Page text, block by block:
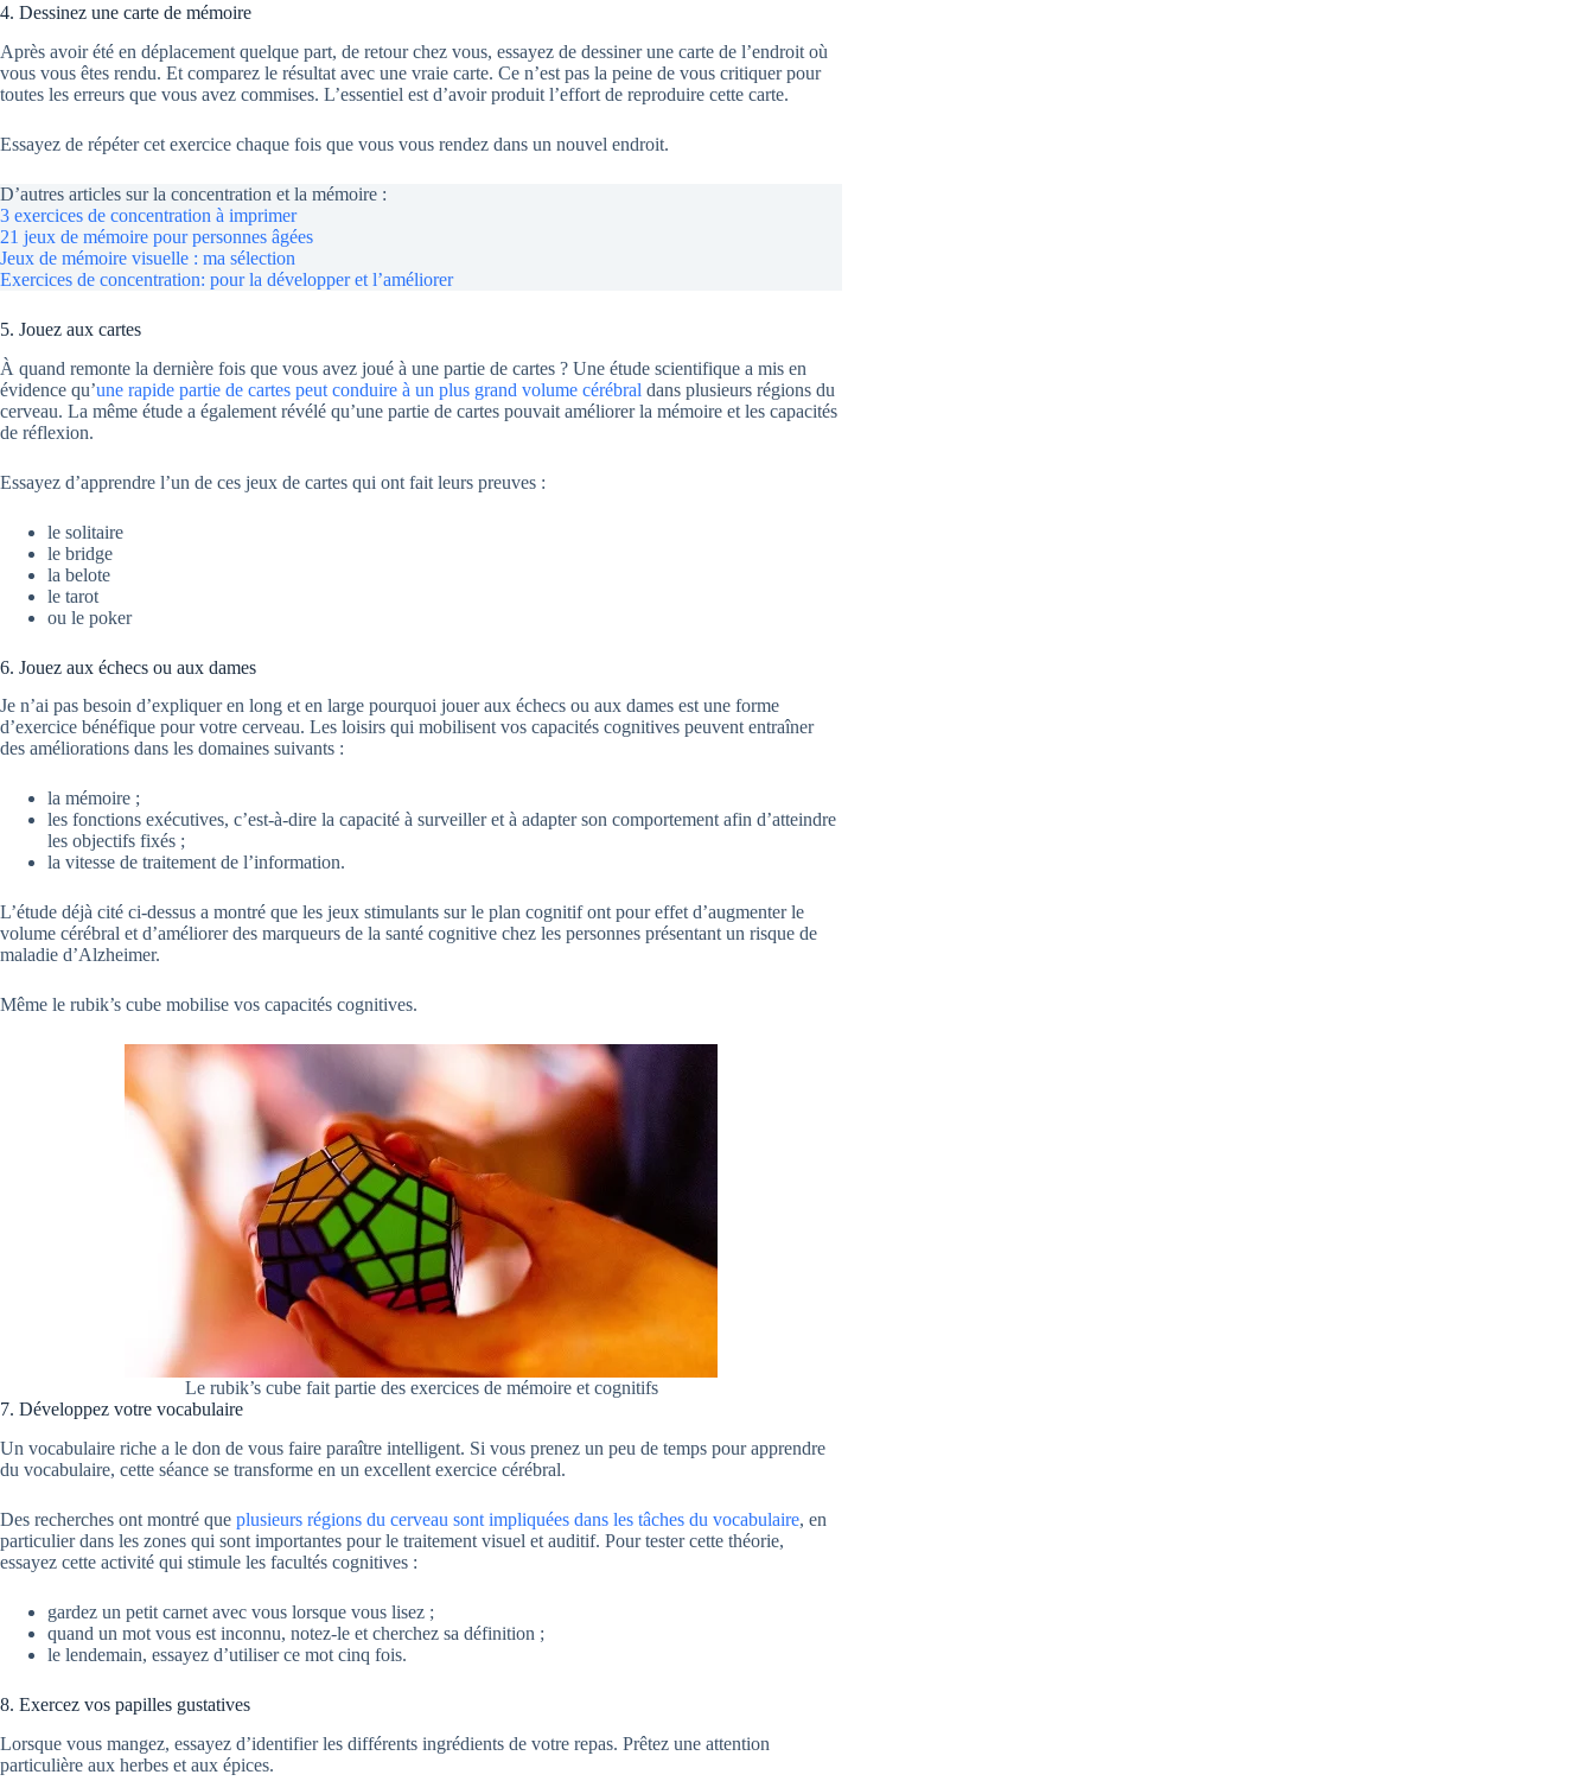
4. Dessinez une carte de mémoire
Après avoir été en déplacement quelque part, de retour chez vous, essayez de dessiner une carte de l’endroit où
vous vous êtes rendu. Et comparez le résultat avec une vraie carte. Ce n’est pas la peine de vous critiquer pour
toutes les erreurs que vous avez commises. L’essentiel est d’avoir produit l’effort de reproduire cette carte.
Essayez de répéter cet exercice chaque fois que vous vous rendez dans un nouvel endroit.
D’autres articles sur la concentration et la mémoire :
3 exercices de concentration à imprimer
21 jeux de mémoire pour personnes âgées
Jeux de mémoire visuelle : ma sélection
Exercices de concentration: pour la développer et l’améliorer
5. Jouez aux cartes
À quand remonte la dernière fois que vous avez joué à une partie de cartes ? Une étude scientifique a mis en
évidence qu’une rapide partie de cartes peut conduire à un plus grand volume cérébral dans plusieurs régions du
cerveau. La même étude a également révélé qu’une partie de cartes pouvait améliorer la mémoire et les capacités
de réflexion.
Essayez d’apprendre l’un de ces jeux de cartes qui ont fait leurs preuves :
le solitaire
le bridge
la belote
le tarot
ou le poker
6. Jouez aux échecs ou aux dames
Je n’ai pas besoin d’expliquer en long et en large pourquoi jouer aux échecs ou aux dames est une forme
d’exercice bénéfique pour votre cerveau. Les loisirs qui mobilisent vos capacités cognitives peuvent entraîner
des améliorations dans les domaines suivants :
la mémoire ;
les fonctions exécutives, c’est-à-dire la capacité à surveiller et à adapter son comportement afin d’atteindre
les objectifs fixés ;
la vitesse de traitement de l’information.
L’étude déjà cité ci-dessus a montré que les jeux stimulants sur le plan cognitif ont pour effet d’augmenter le
volume cérébral et d’améliorer des marqueurs de la santé cognitive chez les personnes présentant un risque de
maladie d’Alzheimer.
Même le rubik’s cube mobilise vos capacités cognitives.
Le rubik’s cube fait partie des exercices de mémoire et cognitifs
7. Développez votre vocabulaire
Un vocabulaire riche a le don de vous faire paraître intelligent. Si vous prenez un peu de temps pour apprendre
du vocabulaire, cette séance se transforme en un excellent exercice cérébral.
Des recherches ont montré que plusieurs régions du cerveau sont impliquées dans les tâches du vocabulaire, en
particulier dans les zones qui sont importantes pour le traitement visuel et auditif. Pour tester cette théorie,
essayez cette activité qui stimule les facultés cognitives :
gardez un petit carnet avec vous lorsque vous lisez ;
quand un mot vous est inconnu, notez-le et cherchez sa définition ;
le lendemain, essayez d’utiliser ce mot cinq fois.
8. Exercez vos papilles gustatives
Lorsque vous mangez, essayez d’identifier les différents ingrédients de votre repas. Prêtez une attention
particulière aux herbes et aux épices.